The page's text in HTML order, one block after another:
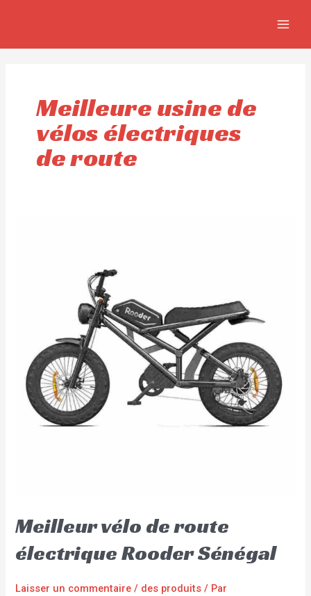
Meilleure usine de
vélos électriques
de route
Meilleur vélo de route
électrique Rooder Sénégal
Laisser un commentaire / des produits / Par